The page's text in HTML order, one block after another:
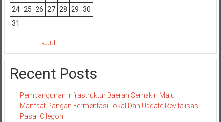
24 25 26 27 28 29 30
31
« Jul
Recent Posts
Pembangunan Infrastruktur Daerah Semakin Maju
Manfaat Pangan Fermentasi Lokal Dan Update Revitalisasi
Pasar Cilegon